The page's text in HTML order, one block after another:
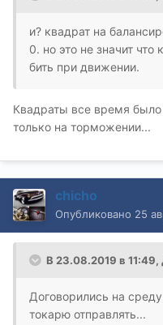
и? квадрат на
0. но это не значит
бить при движении.
Квадраты все время
только на торможении...
chicho
Опубликовано 25
В 23.08.2019 в 11:49,
Договорились на
токарю отправлять...